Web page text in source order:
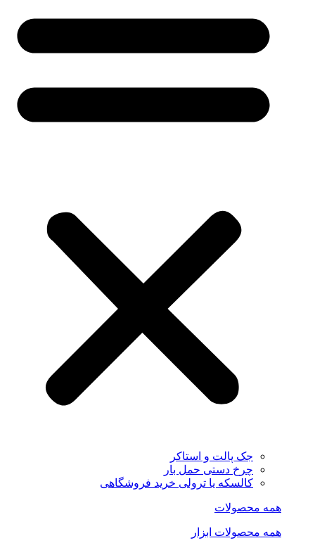
جک پالت و استاکر
چرخ دستی حمل بار
کالسکه یا ترولی خرید فروشگاهی
همه محصولات
همه محصولات ابزار